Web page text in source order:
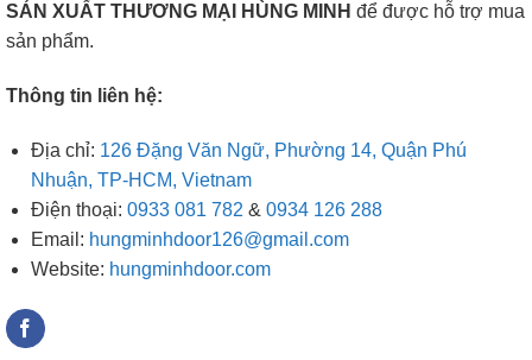
SẢN XUẤT THƯƠNG MẠI HÙNG MINH để được hỗ trợ mua
sản phẩm.
Thông tin liên hệ:
Địa chỉ: 126 Đặng Văn Ngữ, Phường 14, Quận Phú
Nhuận, TP-HCM, Vietnam
Điện thoại: 0933 081 782 & 0934 126 288
Email: hungminhdoor126@gmail.com
Website: hungminhdoor.com